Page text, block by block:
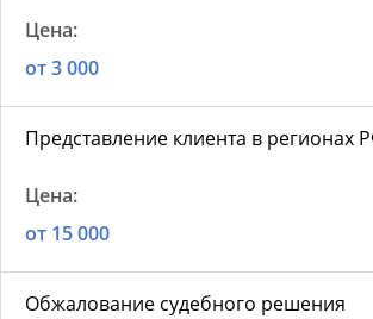
от 3 000
Представление клиента в регионах
от 15 000
Обжалование судебного решения